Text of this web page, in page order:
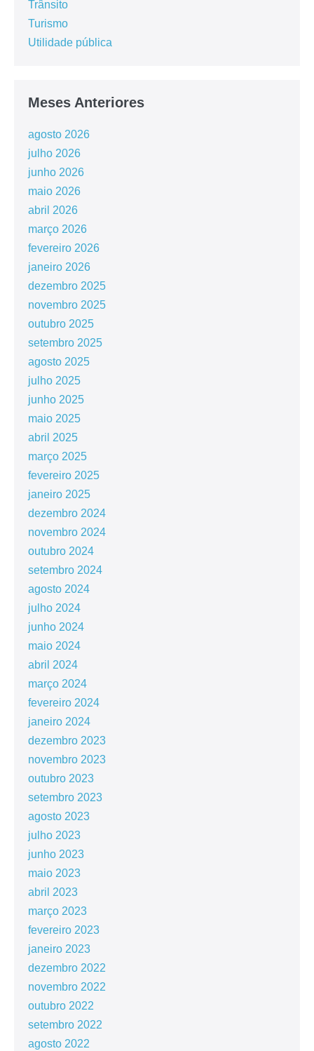
Trânsito
Turismo
Utilidade pública
Meses Anteriores
agosto 2026
julho 2026
junho 2026
maio 2026
abril 2026
março 2026
fevereiro 2026
janeiro 2026
dezembro 2025
novembro 2025
outubro 2025
setembro 2025
agosto 2025
julho 2025
junho 2025
maio 2025
abril 2025
março 2025
fevereiro 2025
janeiro 2025
dezembro 2024
novembro 2024
outubro 2024
setembro 2024
agosto 2024
julho 2024
junho 2024
maio 2024
abril 2024
março 2024
fevereiro 2024
janeiro 2024
dezembro 2023
novembro 2023
outubro 2023
setembro 2023
agosto 2023
julho 2023
junho 2023
maio 2023
abril 2023
março 2023
fevereiro 2023
janeiro 2023
dezembro 2022
novembro 2022
outubro 2022
setembro 2022
agosto 2022